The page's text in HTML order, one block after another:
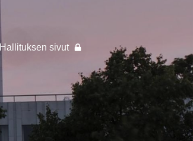
Hallituksen sivut